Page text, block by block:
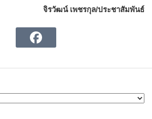
จิรวัฒน์ เพชรกุล/ประชาสัมพันธ์